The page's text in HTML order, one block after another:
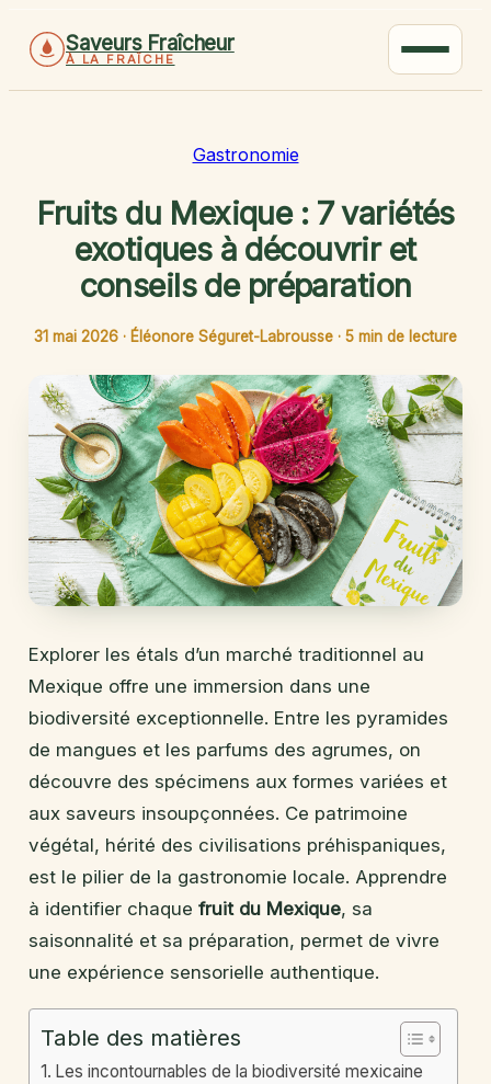
Saveurs Fraîcheur
À LA FRAÎCHE
Gastronomie
Fruits du Mexique : 7 variétés
exotiques à découvrir et
conseils de préparation
31 mai 2026 · Éléonore Séguret-Labrousse · 5 min de lecture
Explorer les étals d’un marché traditionnel au
Mexique offre une immersion dans une
biodiversité exceptionnelle. Entre les pyramides
de mangues et les parfums des agrumes, on
découvre des spécimens aux formes variées et
aux saveurs insoupçonnées. Ce patrimoine
végétal, hérité des civilisations préhispaniques,
est le pilier de la gastronomie locale. Apprendre
à identifier chaque fruit du Mexique, sa
saisonnalité et sa préparation, permet de vivre
une expérience sensorielle authentique.
Table des matières
Les incontournables de la biodiversité mexicaine